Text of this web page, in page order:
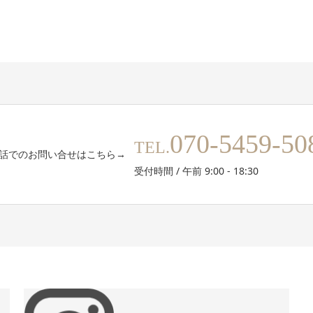
でのお問い合せはこちら→ TEL.070-5459-
受付時間 / 午前 9:00 - 18:30